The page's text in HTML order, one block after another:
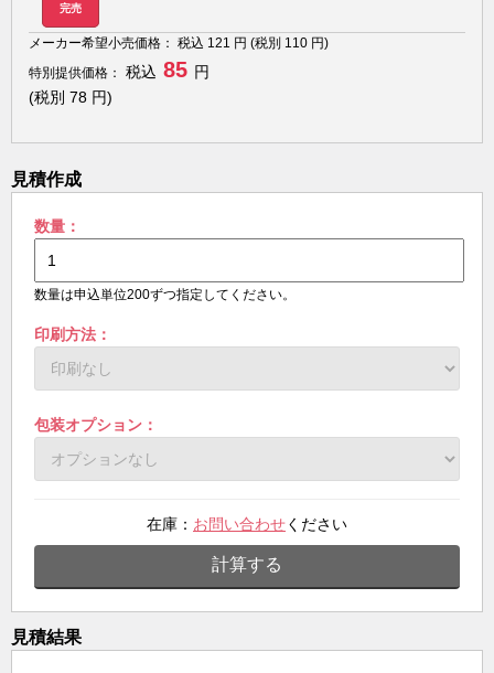
完売
メーカー希望小売価格： 税込 121 円 (税別 110 円)
特別提供価格：
税込 85 円
(税別 78 円)
見積作成
数量：
数量は申込単位200ずつ指定してください。
印刷方法：
包装オプション：
在庫： お問い合わせください
計算する
見積結果